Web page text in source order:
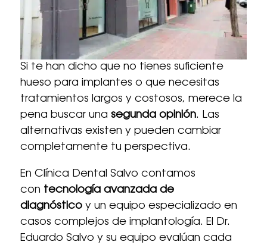
Si te han dicho que no tienes suficiente
hueso para implantes o que necesitas
tratamientos largos y costosos, merece la
pena buscar una segunda opinión. Las
alternativas existen y pueden cambiar
completamente tu perspectiva.
En Clínica Dental Salvo contamos
con tecnología avanzada de
diagnósticoy un equipo especializado en
casos complejos de implantología. El Dr.
Eduardo Salvo y su equipo evalúan cada